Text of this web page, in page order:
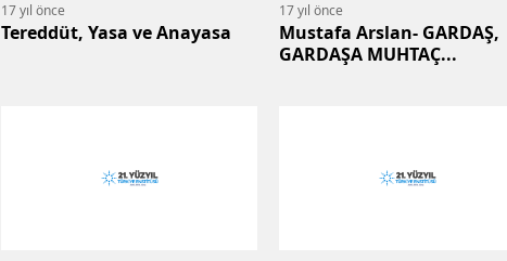
17 yıl önce
Tereddüt, Yasa ve Anayasa
17 yıl önce
Mustafa Arslan- GARDAŞ,
GARDAŞA MUHTAÇ...